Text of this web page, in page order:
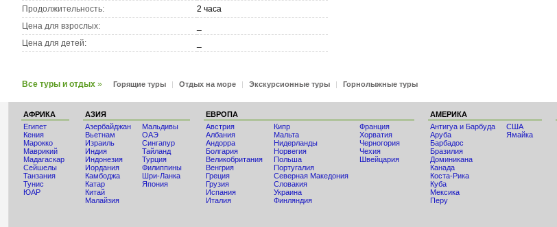
Продолжительность:
2 часа
Цена для взрослых:
Цена для детей:
Все туры и отдых » Горящие туры | Отдых на море | Экскурсионные туры | Горнолыжные туры
АФРИКА
Египет
Кения
Мaрокко
Маврикий
Мадагаскар
Сейшелы
Танзания
Тунис
ЮАР
АЗИЯ
Азербайджан
Вьетнам
Израиль
Индия
Индонезия
Иордания
Камбоджа
Катар
Китай
Малайзия
Мальдивы
ОАЭ
Сингапур
Тайланд
Турция
Филиппины
Шри-Ланка
Япония
ЕВРОПА
Австрия
Албания
Андорра
Болгария
Великобритания
Венгрия
Греция
Грузия
Испания
Италия
Кипр
Мальта
Нидерланды
Норвегия
Польша
Португалия
Северная Македония
Словакия
Украина
Финляндия
Франция
Хорватия
Черногория
Чехия
Швейцария
АМЕРИКА
Антигуа и Барбуда
Аруба
Барбадос
Бразилия
Доминикана
Канада
Коста-Рика
Куба
Мексика
Перу
США
Ямайка